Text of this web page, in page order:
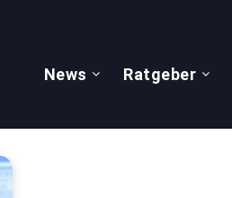
News Ratgeber